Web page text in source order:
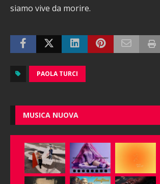
siamo vive da morire.
PAOLA TURCI
MUSICA NUOVA